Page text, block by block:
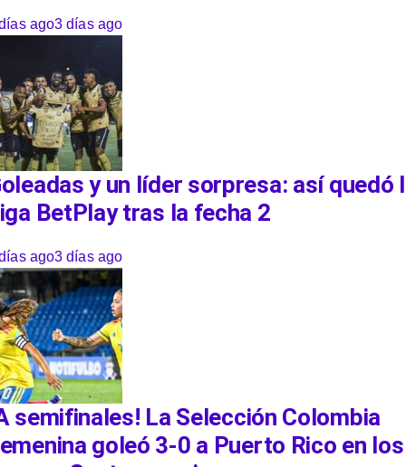
ago3 días ago
y un líder sorpresa: así quedó
BetPlay tras la fecha 2
ago3 días ago
semifinales! La Selección Colombia
goleó 3-0 a Puerto Rico en los